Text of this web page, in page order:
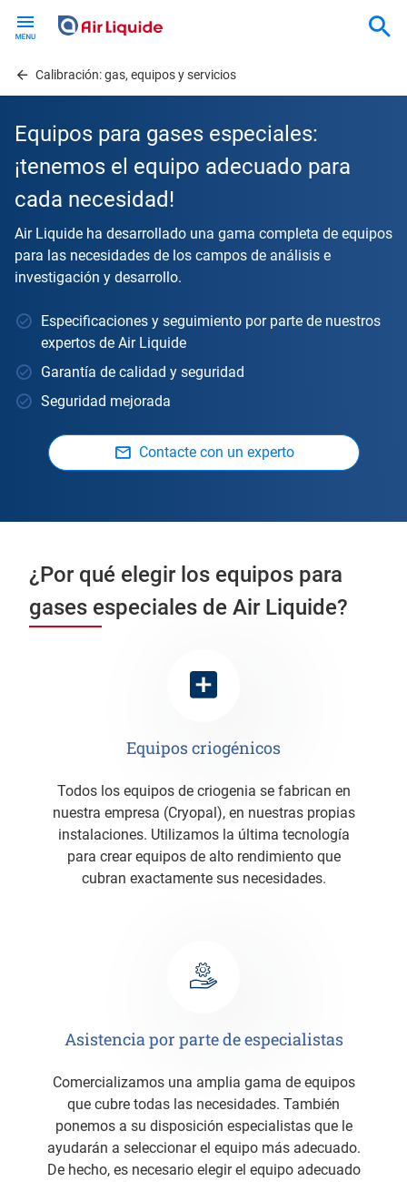
contentCalibración: gas, equipos y servicios
Equipos para gases especiales:
¡tenemos el equipo adecuado para
cada necesidad!
Air Liquide ha desarrollado una gama completa de equipos
para las necesidades de los campos de análisis e
investigación y desarrollo.
Especificaciones y seguimiento por parte de nuestros
expertos de Air Liquide
Garantía de calidad y seguridad
Seguridad mejorada
Contacte con un experto
¿Por qué elegir los equipos para
gases especiales de Air Liquide?
Equipos criogénicos
Todos los equipos de criogenia se fabrican en
nuestra empresa (Cryopal), en nuestras propias
instalaciones. Utilizamos la última tecnología
para crear equipos de alto rendimiento que
cubran exactamente sus necesidades.
Asistencia por parte de especialistas
Comercializamos una amplia gama de equipos
que cubre todas las necesidades. También
ponemos a su disposición especialistas que le
ayudarán a seleccionar el equipo más adecuado.
De hecho, es necesario elegir el equipo adecuado